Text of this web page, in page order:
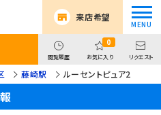
来店希望
閲覧履歴
0
お気に入り リクエスト
藤崎駅 ルーセントピュア2